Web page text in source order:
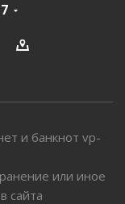
и банкнот vp-
или иное
сайта